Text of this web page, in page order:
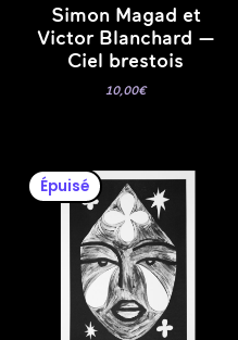
Simon Magad et
Victor Blanchard —
Ciel brestois
10,00€
Épuisé